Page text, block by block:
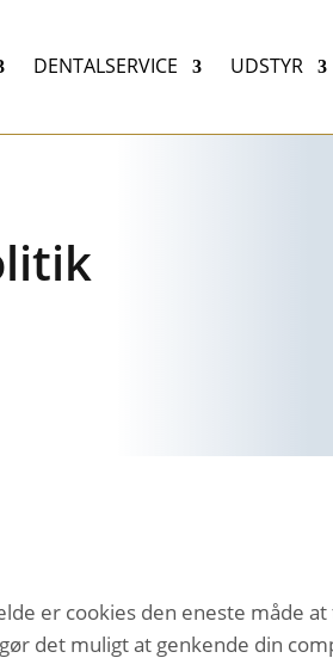
DENTALSERVICE UDSTYR
er cookies den eneste måde
det muligt at genkende din